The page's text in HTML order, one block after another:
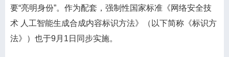
要“亮明身份”。作为配套，强制性国家标准《网络安全技
术 人工智能生成合成内容标识方法》（以下简称《标识方
法》）也于9月1日同步实施。